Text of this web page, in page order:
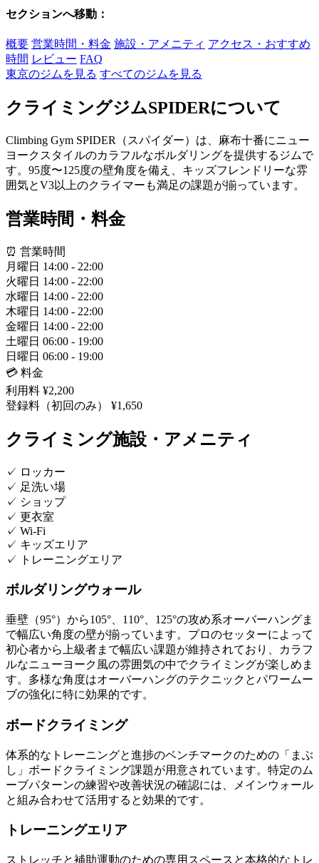
セクションへ移動：
概要 営業時間・料金 施設・アメニティ アクセス・おすすめ
時間 レビュー FAQ
東京のジムを見る すべてのジムを見る
クライミングジムSPIDERについて
Climbing Gym SPIDER（スパイダー）は、麻布十番にニュー
ヨークスタイルのカラフルなボルダリングを提供するジムで
す。95度〜125度の壁角度を備え、キッズフレンドリーな雰
囲気とV3以上のクライマーも満足の課題が揃っています。
営業時間・料金
⏰ 営業時間
月曜日 14:00 - 22:00
火曜日 14:00 - 22:00
水曜日 14:00 - 22:00
木曜日 14:00 - 22:00
金曜日 14:00 - 22:00
土曜日 06:00 - 19:00
日曜日 06:00 - 19:00
💳 料金
利用料 ¥2,200
登録料（初回のみ）
¥1,650
クライミング施設・アメニティ
✓ ロッカー
✓ 足洗い場
✓ ショップ
✓ 更衣室
✓ Wi-Fi
✓ キッズエリア
✓
トレーニングエリア
ボルダリングウォール
垂壁（95°）から105°、110°、125°の攻め系オーバーハングま
で幅広い角度の壁が揃っています。プロのセッターによって
初心者から上級者まで幅広い課題が維持されており、カラフ
ルなニューヨーク風の雰囲気の中でクライミングが楽しめま
す。多様な角度はオーバーハングのテクニックとパワームー
ブの強化に特に効果的です。
ボードクライミング
体系的なトレーニングと進捗のベンチマークのための「まぶ
し」ボードクライミング課題が用意されています。特定のム
ーブパターンの練習や改善状況の確認には、メインウォール
と組み合わせて活用すると効果的です。
トレーニングエリア
ストレッチと補助運動のための専用スペースと本格的なトレ